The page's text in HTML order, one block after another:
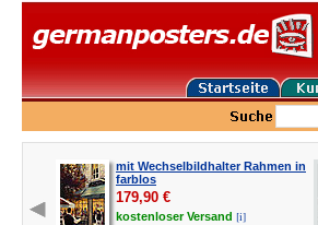
mit Wechselbildhalter Rahmen in
farblos
179,90 €
kostenloserVersand [i]